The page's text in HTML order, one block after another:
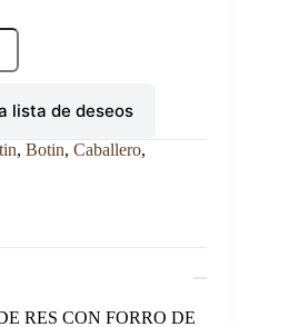
lista de deseos
, Botin, Caballero,
RES CON FORRO DE